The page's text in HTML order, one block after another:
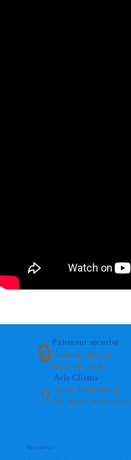
🔒Paiement sécurisé
Commandez en
toute sécurité
⭐
Avis Clients
Votre satisfaction
est notre motivation
!
Newsletter